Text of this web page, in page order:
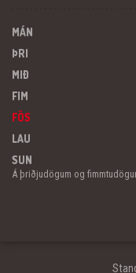
MÁN
ÞRI
MIÐ
FIM
FÖS
LAU
SUN
Á þriðjudögum og